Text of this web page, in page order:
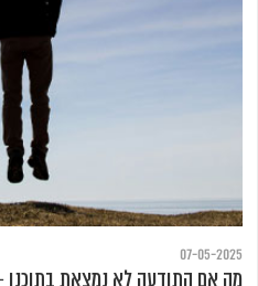
07-05-2025
מה אם התודעה לא נמצאת בתוכנו